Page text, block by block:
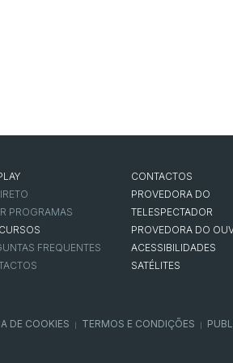
PROGRAMAS
FREQUENTES
CONTACTOS
PROVEDORA DO
TELESPECTADOR
PROVEDORA DO
ACESSIBILIDADES
SATÉLITES
DE COOKIES TERMOS E CONDIÇÕES